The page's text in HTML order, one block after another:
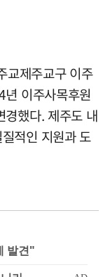
교제주교구 이주
이주사목후원
했다. 제주도 내
적인 지원과 도
발견"